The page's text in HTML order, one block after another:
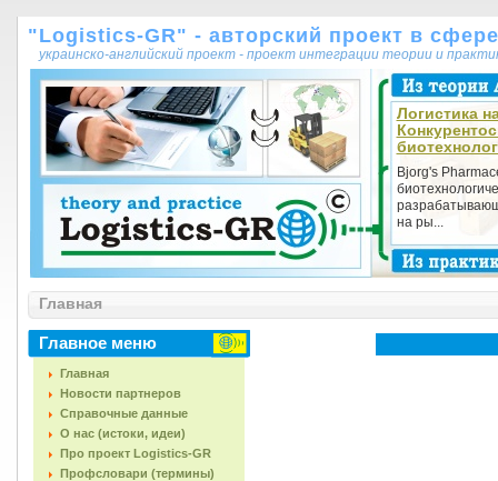
"Logistics-GR" - авторский проект в
украинско-английский проект - проект интеграции теории и
Логистика
Bjorg's
на ры...
Главная
Главное меню
Главная
Новости партнеров
Справочные данные
О нас (истоки, идеи)
Про проект Logistics-GR
Профсловари (термины)